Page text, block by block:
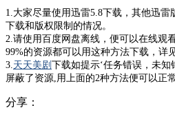
1.大家尽量使用迅雷5.8下载，其他迅
下载和版权限制的情况。
2.请使用百度网盘离线，便可以在线观
99%的资源都可以用这种方法下载，详
3.天天美剧 下载如提示‘任务错误，未
屏蔽了资源,用上面的2种方法便可以正常
分享：